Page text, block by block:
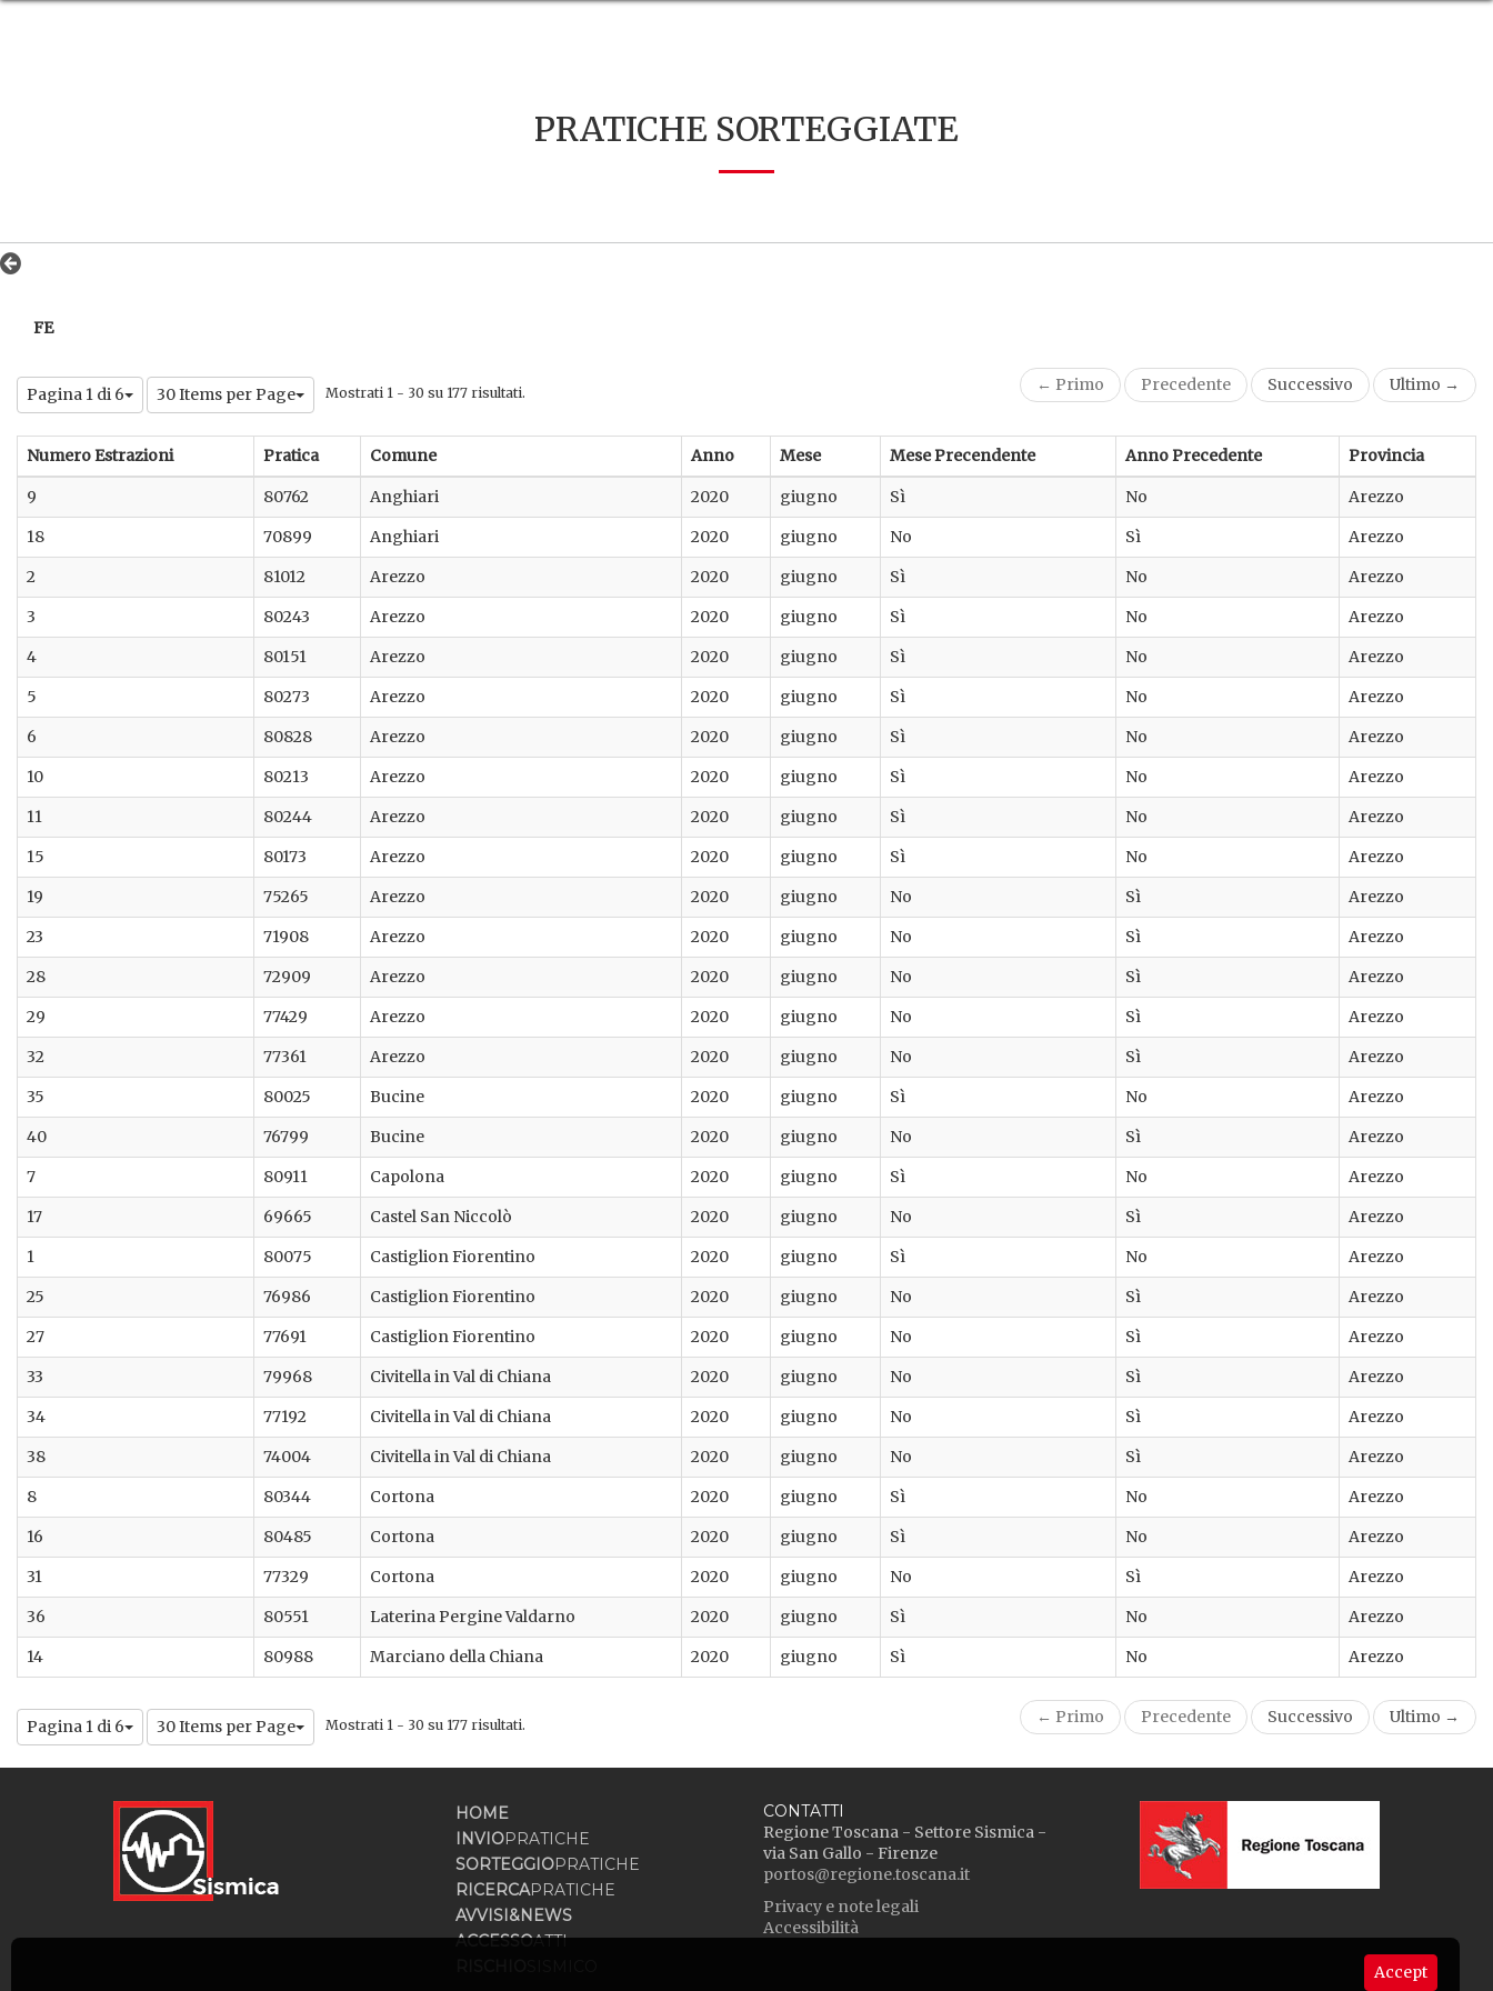
PRATICHE SORTEGGIATE
FE
Pagina 1 di 6 30 Items per Page Mostrati 1 - 30 su 177 risultati. ← Primo Precedente Successivo Ultimo →
Numero Estrazioni Pratica Comune Anno Mese Mese Precendente Anno Precedente Provincia
9 80762 Anghiari 2020 giugno Sì No
Arezzo
18
70899 Anghiari 2020 giugno No Sì
Arezzo
2
81012 Arezzo 2020 giugno Sì No
Arezzo
3
80243 Arezzo 2020 giugno Sì No
Arezzo
4
80151 Arezzo 2020 giugno Sì No
Arezzo
5
80273 Arezzo 2020 giugno Sì No
Arezzo
6
80828 Arezzo 2020 giugno Sì No
Arezzo
10
80213 Arezzo 2020 giugno Sì No
Arezzo
11
80244 Arezzo 2020 giugno Sì No
Arezzo
15
80173 Arezzo 2020 giugno Sì No
Arezzo
19
75265 Arezzo 2020 giugno No Sì
Arezzo
23
71908 Arezzo 2020 giugno No Sì
Arezzo
28
72909 Arezzo 2020 giugno No Sì
Arezzo
29
77429 Arezzo 2020 giugno No Sì
Arezzo
32
77361 Arezzo 2020 giugno No Sì
Arezzo
35
80025 Bucine 2020 giugno Sì No
Arezzo
40
76799 Bucine 2020 giugno No Sì
Arezzo
7
80911 Capolona 2020 giugno Sì No
Arezzo
17
69665 Castel San Niccolò 2020 giugno No Sì
Arezzo
1
80075 Castiglion Fiorentino 2020 giugno Sì No
Arezzo
25
76986 Castiglion Fiorentino 2020 giugno No Sì
Arezzo
27
77691 Castiglion Fiorentino 2020 giugno No Sì
Arezzo
33
79968 Civitella in Val di Chiana 2020 giugno No Sì
Arezzo
34
77192 Civitella in Val di Chiana 2020 giugno No Sì
Arezzo
38
74004 Civitella in Val di Chiana 2020 giugno No Sì
Arezzo
8
80344 Cortona 2020 giugno Sì No
Arezzo
16
80485 Cortona 2020 giugno Sì No
Arezzo
31
77329 Cortona 2020 giugno No Sì
Arezzo
36
80551 Laterina Pergine Valdarno 2020 giugno Sì No
Arezzo
14
80988 Marciano della Chiana 2020 giugno Sì No Arezzo
Pagina 1 di 6 30 Items per Page Mostrati 1 - 30 su 177 risultati. ← Primo Precedente Successivo Ultimo →
Accept
HOME
INVIOPRATICHE
SORTEGGIOPRATICHE
RICERCAPRATICHE
AVVISI&NEWS
ACCESSOATTI
CONTATTI
Regione Toscana - Settore Sismica -
via San Gallo - Firenze
portos@regione.toscana.it
Privacy e note legali
Accessibilità